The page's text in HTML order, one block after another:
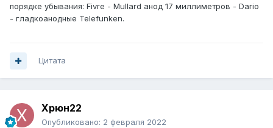
порядке убывания: Fivre - Mullard анод 17 миллиметров - Dario
- гладкоанодные Telefunken.
Цитата
Xpюн22
Опубликовано: 2 февраля 2022